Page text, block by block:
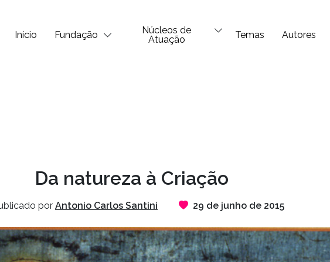
Início Fundação
Núcleos de
Atuação
Temas Autores
Da natureza à Criação
por Antonio Carlos Santini 29 de junho de 2015